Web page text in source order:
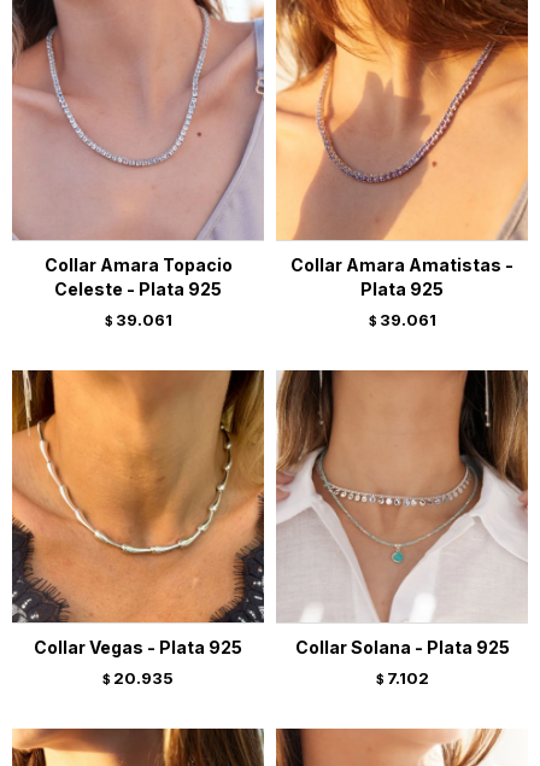
Collar Amara Topacio
Celeste - Plata 925
$ 39.061
Collar Amara Amatistas -
Plata 925
$ 39.061
Collar Vegas - Plata 925
$ 20.935
Collar Solana - Plata 925
$ 7.102